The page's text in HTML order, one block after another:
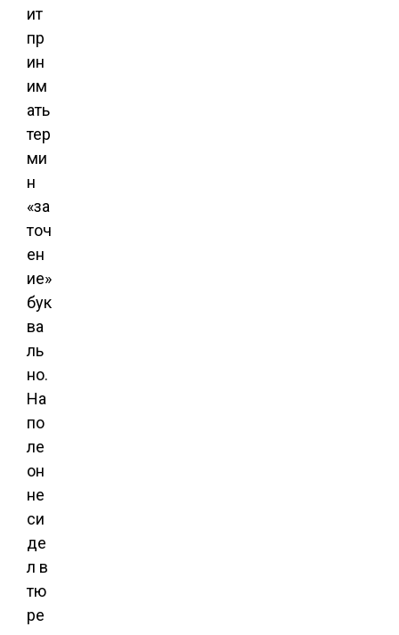
ит
пр
ин
им
ать
тер
ми
н
«за
точ
ен
ие»
бук
ва
ль
но.
На
по
ле
он
не
си
де
л в
тю
ре